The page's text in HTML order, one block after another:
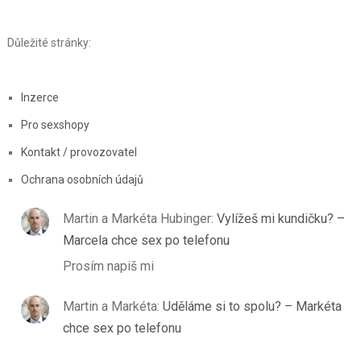
Důležité stránky:
Inzerce
Pro sexshopy
Kontakt / provozovatel
Ochrana osobních údajů
Martin a Markéta Hubinger: Vylížeš mi kundičku? –
Marcela chce sex po telefonu
Prosím napiš mi
Martin a Markéta: Uděláme si to spolu? – Markéta
chce sex po telefonu